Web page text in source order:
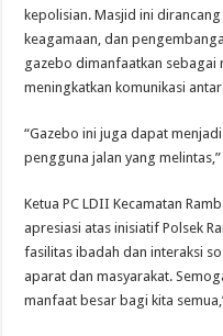
kepolisian. Masjid ini
keagamaan, dan
gazebo dimanfaatkan sebagai
meningkatkan komunikasi
“Gazebo ini juga dapat
pengguna jalan yang
Ketua PC LDII Kecamatan
apresiasi atas inisiatif Polsek
fasilitas ibadah dan interaksi
aparat dan masyarakat.
manfaat besar bagi kita